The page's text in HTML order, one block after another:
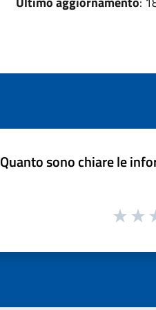
Quanto sono chiare le